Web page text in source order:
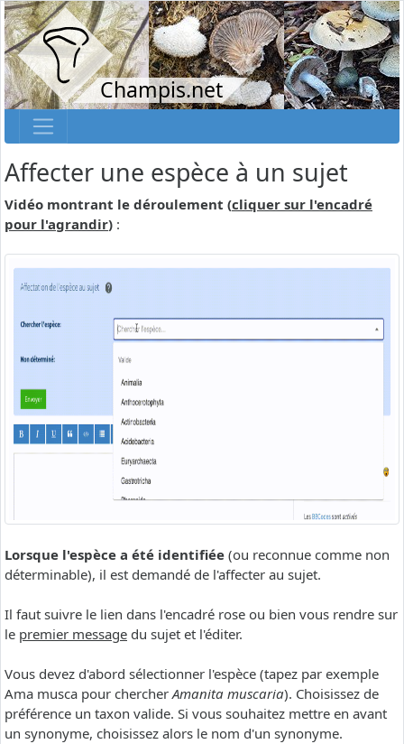
Champis.net
Affecter une espèce à un sujet
Vidéo montrant le déroulement (cliquer sur l'encadré
pour l'agrandir) :
Lorsque l'espèce a été identifiée (ou reconnue comme non
déterminable), il est demandé de l'affecter au sujet.
Il faut suivre le lien dans l'encadré rose ou bien vous rendre sur
le premier message du sujet et l'éditer.
Vous devez d'abord sélectionner l'espèce (tapez par exemple
Ama musca pour chercherAmanita muscaria). Choisissez de
préférence un taxon valide. Si vous souhaitez mettre en avant
un synonyme, choisissez alors le nom d'un synonyme.